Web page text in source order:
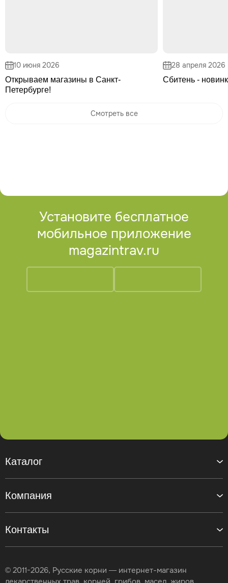
10 июня 2026
Открываем магазины в Санкт-
Петербурге!
28 апреля 2026
Сбитень -
Смотреть все
Установите бесплатное
мобильное приложение
magazintrav.ru
Контакты
Каталог
Компания
© 2011-2026, Русские корни — интернет-магазин